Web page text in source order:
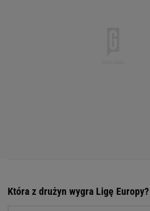
Która z drużyn wygra Ligę Europy?